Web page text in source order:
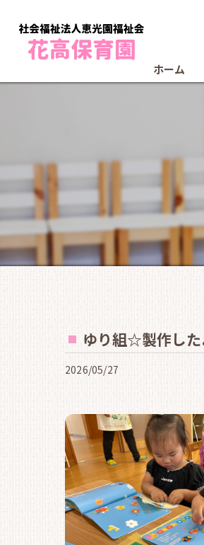
ホーム
ゆり組☆製作し
2026/05/27